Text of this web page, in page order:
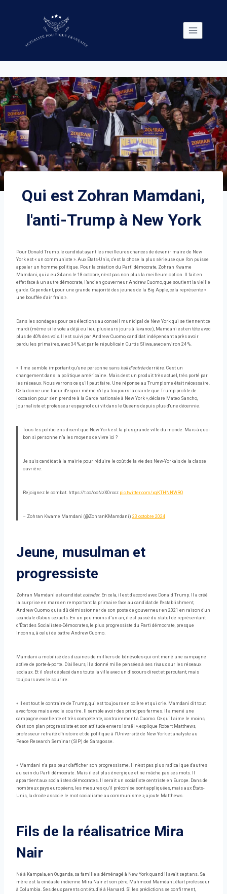
Qui est Zohran Mamdani,
l'anti-Trump à New York
Pour Donald Trump, le candidat ayant les meilleures chances de devenir maire de New
York est « un communiste ». Aux États-Unis, c’est la chose la plus sérieuse que l’on puisse
appeler un homme politique. Pour la création du Parti démocrate, Zohran Kwame
Mamdani, qui a eu 34 ans le 18 octobre, n'est pas non plus la meilleure option. Il fait en
effet face à un autre démocrate, l’ancien gouverneur Andrew Cuomo, que soutient la vieille
garde. Cependant, pour une grande majorité des jeunes de la Big Apple, cela représente «
une bouffée d'air frais ».
Dans les sondages pour ces élections au conseil municipal de New York qui se tiennent ce
mardi (même si le vote a déjà eu lieu plusieurs jours à l'avance), Mamdani est en tête avec
plus de 40% des voix. Il est suivi par Andrew Cuomo, candidat indépendant après avoir
perdu les primaires, avec 34 %, et par le républicain Curtis Sliwa, avec environ 24 %.
« Il me semble important qu'une personne sans hall d'entrée derrière. C'est un
changement dans la politique américaine. Mais c'est un produit très actuel, très porté par
les réseaux. Nous verrons ce qu'il peut faire. Une réponse au Trumpisme était nécessaire.
Cela donne une lueur d'espoir même s'il y a toujours la crainte que Trump profite de
l'occasion pour s'en prendre à la Garde nationale à New York », déclare Mateo Sancho,
journaliste et professeur espagnol qui vit dans le Queens depuis plus d'une décennie.
Tous les politiciens disent que New York est la plus grande ville du monde. Mais à quoi
bon si personne n’a les moyens de vivre ici ?
Je suis candidat à la mairie pour réduire le coût de la vie des New-Yorkais de la classe
ouvrière.
Rejoignez le combat. https://t.co/ooNzX0rccz pic.twitter.com/xqKTHNNWRO
– Zohran Kwame Mamdani (@ZohranKMamdani) 23 octobre 2024
Jeune, musulman et
progressiste
Zohran Mamdani est candidat outsider. En cela, il est d’accord avec Donald Trump. Il a créé
la surprise en mars en remportant la primaire face au candidat de l'establishment,
Andrew Cuomo, qui a dû démissionner de son poste de gouverneur en 2021 en raison d'un
scandale d'abus sexuels. En un peu moins d’un an, il est passé du statut de représentant
d’État des Socialistes-Démocrates, le plus progressiste du Parti démocrate, presque
inconnu, à celui de battre Andrew Cuomo.
Mamdani a mobilisé des dizaines de milliers de bénévoles qui ont mené une campagne
active de porte-à-porte. D’ailleurs, il a donné mille pensées à ses rivaux sur les réseaux
sociaux. Et il s'est déplacé dans toute la ville avec un discours direct et percutant, mais
toujours avec le sourire.
« Il est tout le contraire de Trump, qui est toujours en colère et qui crie. Mamdani dit tout
avec force mais avec le sourire. Il semble avoir des principes fermes. Il a mené une
campagne excellente et très compétente, contrairement à Cuomo. Ce qu'il aime le moins,
c'est son plan progressiste et son attitude envers Israël », explique Robert Matthews,
professeur retraité d'histoire et de politique à l'Université de New York et analyste au
Peace Research Seminar (SIP) de Saragosse.
« Mamdani n'a pas peur d'afficher son progressisme. Il n'est pas plus radical que d'autres
au sein du Parti démocrate. Mais il est plus énergique et ne mâche pas ses mots. Il
appartient aux socialistes démocrates. Il serait un socialiste centriste en Europe. Dans de
nombreux pays européens, les mesures qu'il préconise sont appliquées, mais aux États-
Unis, la droite associe le mot socialisme au communisme », ajoute Matthews.
Fils de la réalisatrice Mira
Nair
Né à Kampala, en Ouganda, sa famille a déménagé à New York quand il avait sept ans. Sa
mère est la cinéaste indienne Mira Nair et son père, Mahmood Mamdani, était professeur
à Columbia. Ses deux parents ont étudié à Harvard. Si les prédictions se confirment,